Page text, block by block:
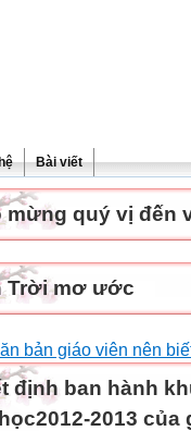
Bài viết
mừng quý vị đến
Trời mơ ước
bản giáo viên nên
định ban hành
2013